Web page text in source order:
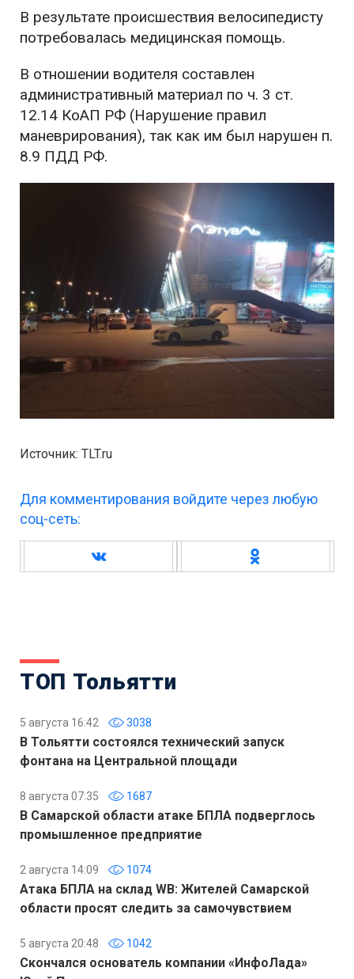
В результате происшествия велосипедисту
потребовалась медицинская помощь.
В отношении водителя составлен
административный материал по ч. 3 ст.
12.14 КоАП РФ (Нарушение правил
маневрирования), так как им был нарушен п.
8.9 ПДД РФ.
Источник: TLT.ru
Для комментирования войдите через любую
соц-сеть:
ТОП Тольятти
5 августа 16:42 3038
В Тольятти состоялся технический запуск
фонтана на Центральной площади
8 августа 07:35 1687
В Самарской области атаке БПЛА подверглось
промышленное предприятие
2 августа 14:09 1074
Атака БПЛА на склад WB: Жителей Самарской
области просят следить за самочувствием
5 августа 20:48 1042
Скончался основатель компании «ИнфоЛада»